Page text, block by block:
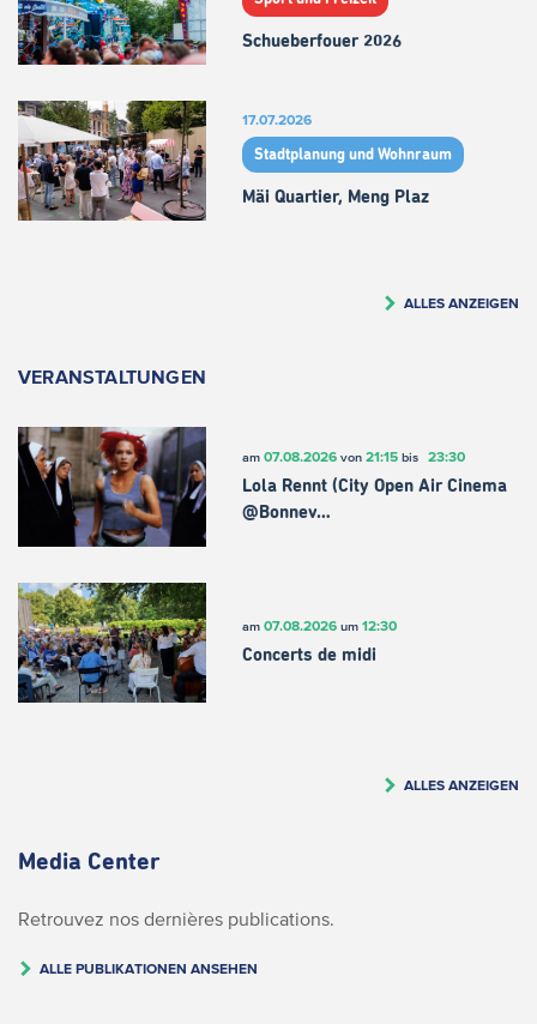
Schueberfouer 2026
17.07.2026
Stadtplanung und Wohnraum
Mäi Quartier, Meng Plaz
ALLES ANZEIGEN
VERANSTALTUNGEN
am 07.08.2026von 21:15bis 23:30
Lola Rennt (City Open Air Cinema
@Bonnev…
am 07.08.2026um 12:30
Concerts de midi
ALLES ANZEIGEN
Media Center
Retrouvez nos dernières publications.
ALLE PUBLIKATIONEN ANSEHEN